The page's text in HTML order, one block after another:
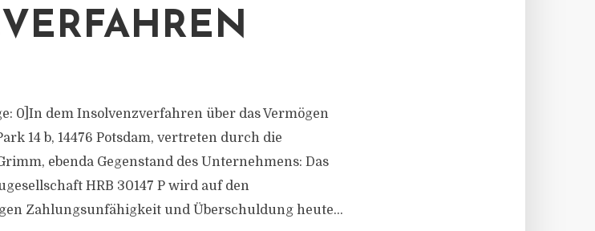
0]In dem Insolvenzverfahren über das Vermögen
14 b, 14476 Potsdam, vertreten durch die
ebenda Gegenstand des Unternehmens: Das
HRB 30147 P wird auf den
Zahlungsunfähigkeit und Überschuldung heute...